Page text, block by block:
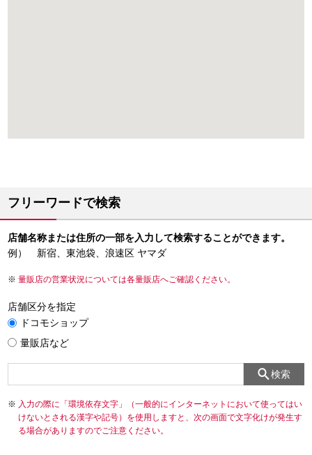
フリーワードで検索
店舗名称または住所の一部を入力して検索することができます。
例） 新宿、東池袋、浪速区 ヤマダ
量販店の営業状況については各量販店へご確認ください。
店舗区分を指定
ドコモショップ
量販店など
検索
入力の際に「環境依存文字」（一般的にインターネットにおいて使ってはい
けないとされる漢字や記号）を使用しますと、次の画面で文字化けが発生す
る場合がありますのでご注意ください。